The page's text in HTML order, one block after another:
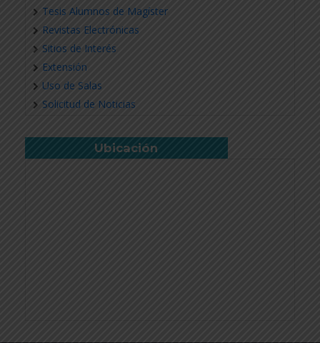
Tesis Alumnos de Magíster
Revistas Electrónicas
Sitios de Interés
Extensión
Uso de Salas
Solicitud de Noticias
Ubicación